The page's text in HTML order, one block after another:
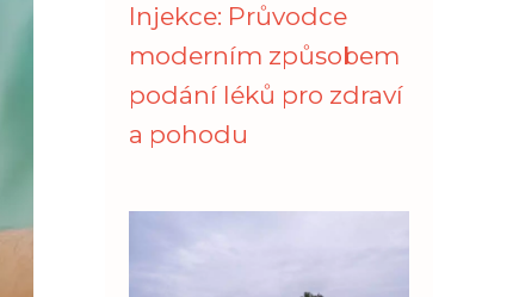
Injekce: Průvodce
moderním způsobem
podání léků pro zdraví
a pohodu